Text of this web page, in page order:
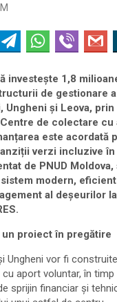
investește 1,8
de gestionare
Ungheni și Leova,
de colectare cu
este acordată
verzi incluzive în
de PNUD
modern,
al deșeurilor
proiect în pregătire
Ungheni vor fi
aport voluntar, în timp
sprijin financiar și